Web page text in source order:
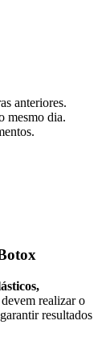
anteriores.
mesmo dia.
realizar o
resultados